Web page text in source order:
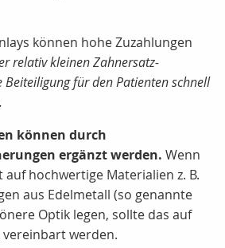
können hohe Zuzahlungen
relativ kleinen Zahnersatz-
Beiteiligung für den Patienten schnell
können durch
ergänzt werden. Wenn
hochwertige Materialien z. B.
aus Edelmetall (so genannte
Optik legen, sollte das auf
werden.